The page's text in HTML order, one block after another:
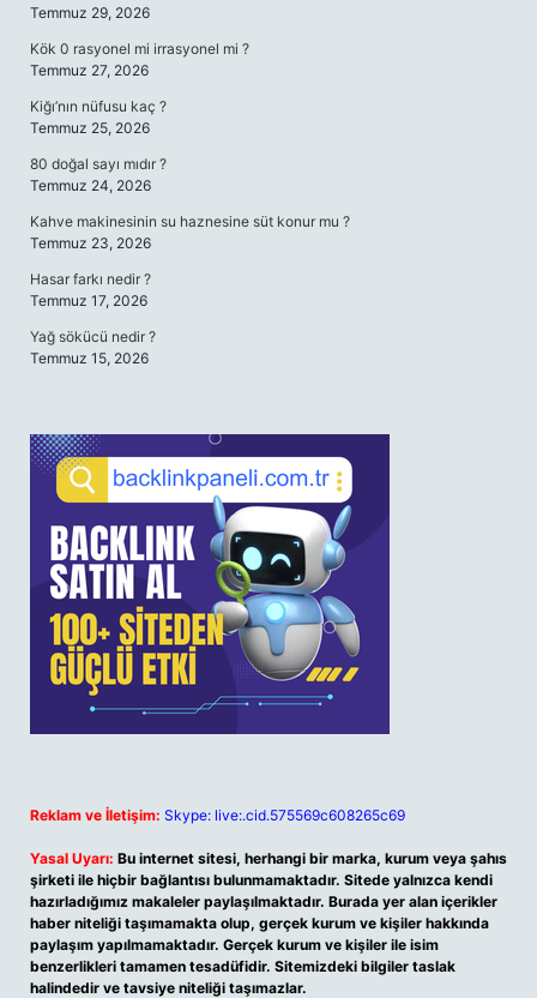
Temmuz 29, 2026
Kök 0 rasyonel mi irrasyonel mi ?
Temmuz 27, 2026
Kiğı’nın nüfusu kaç ?
Temmuz 25, 2026
80 doğal sayı mıdır ?
Temmuz 24, 2026
Kahve makinesinin su haznesine süt konur mu ?
Temmuz 23, 2026
Hasar farkı nedir ?
Temmuz 17, 2026
Yağ sökücü nedir ?
Temmuz 15, 2026
Reklam ve İletişim: Skype: live:.cid.575569c608265c69
Yasal Uyarı: Bu internet sitesi, herhangi bir marka, kurum veya şahıs
şirketi ile hiçbir bağlantısı bulunmamaktadır. Sitede yalnızca kendi
hazırladığımız makaleler paylaşılmaktadır. Burada yer alan içerikler
haber niteliği taşımamakta olup, gerçek kurum ve kişiler hakkında
paylaşım yapılmamaktadır. Gerçek kurum ve kişiler ile isim
benzerlikleri tamamen tesadüfidir. Sitemizdeki bilgiler taslak
halindedir ve tavsiye niteliği taşımazlar.